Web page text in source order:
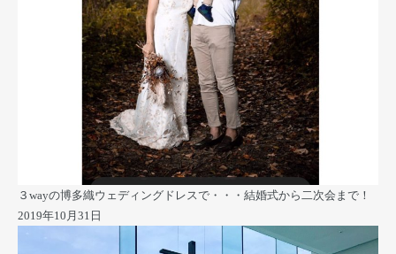
３wayの博多織ウェディングドレスで・・・結婚式から二次会まで！
2019年10月31日